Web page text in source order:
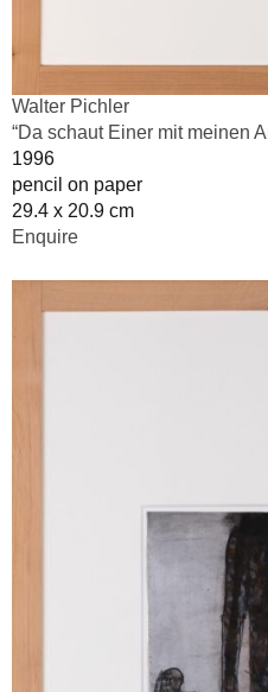
Walter Pichler
“Da schaut Einer mit meinen
1996
pencil on paper
29.4 x 20.9 cm
Enquire